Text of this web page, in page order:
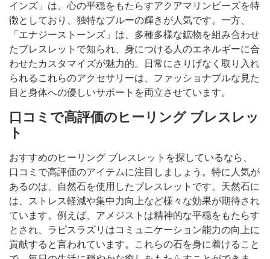
インズ」は、心の平穏をもたらすアクアマリンビーズを特
徴としており、独特なブルーの輝きが人気です。一方、
「エナジーストーンズ」は、多種多様な鉱物を組み合わせ
たブレスレットで知られ、身につける人のエネルギーに合
わせたカスタマイズが魅力的。日常にさりげなく取り入れ
られるこれらのアクセサリーは、ファッショナブルな見た
目と身体への優しいサポートを両立させています。
口コミで高評価のヒーリング ブレスレッ
ト
おすすめのヒーリング ブレスレットを探しているなら、
口コミで高評価のアイテムに注目しましょう。特に人気が
あるのは、自然石を使用したブレスレットです。天然石に
は、ストレス軽減や集中力向上など様々な効果が期待され
ています。例えば、アメジストは精神的な平穏をもたらす
とされ、ラピスラズリはコミュニケーション能力の向上に
貢献すると言われています。これらの石を身に着けること